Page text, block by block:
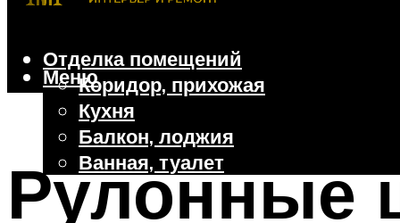
Отделка помещений
Коридор, прихожая
Кухня
Балкон, лоджия
Ванная, туалет
Дачные и частные дома
Отделочные материалы
Меню
Рулонные